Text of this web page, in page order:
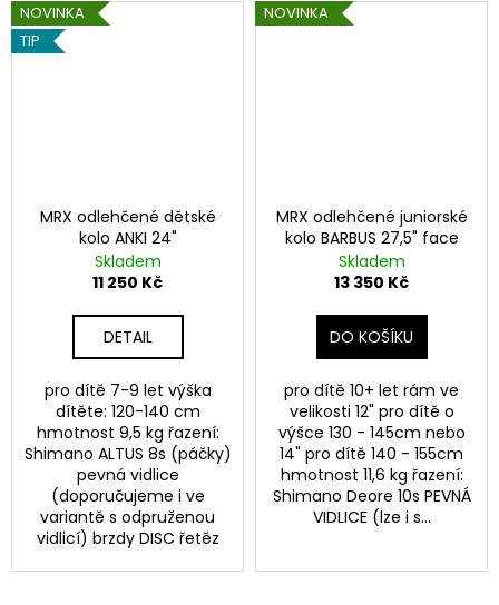
NOVINKA
TIP
MRX odlehčené dětské
kolo ANKI 24"
Skladem
11 250 Kč
DETAIL
pro dítě 7-9 let výška
dítěte: 120-140 cm
hmotnost 9,5 kg řazení:
Shimano ALTUS 8s (páčky)
pevná vidlice
(doporučujeme i ve
variantě s odpruženou
vidlicí) brzdy DISC řetěz
NOVINKA
MRX odlehčené juniorské
kolo BARBUS 27,5" face
Skladem
13 350 Kč
DO KOŠÍKU
pro dítě 10+ let rám ve
velikosti 12" pro dítě o
výšce 130 - 145cm nebo
14" pro dítě 140 - 155cm
hmotnost 11,6 kg řazení:
Shimano Deore 10s PEVNÁ
VIDLICE (lze i s...